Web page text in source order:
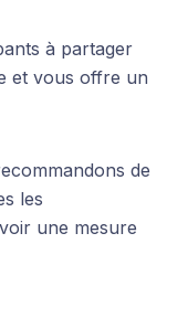
à partager
et vous offre un
de
les
une mesure